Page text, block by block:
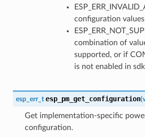
configuration
combination of
supported, or if
is not enabled in
esp_err_t esp_pm_get_configuration(
Get implementation-specific
configuration.